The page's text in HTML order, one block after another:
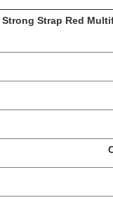
Strong Strap Red